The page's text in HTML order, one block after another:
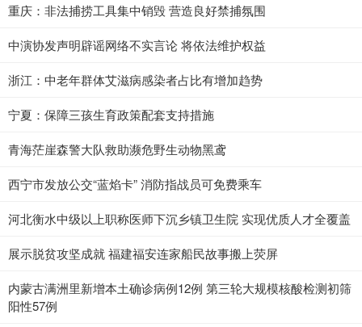
重庆：非法捕捞工具集中销毁 营造良好禁捕氛围
中演协发声明辟谣网络不实言论 将依法维护权益
浙江：中老年群体艾滋病感染者占比有增加趋势
宁夏：保障三孩生育政策配套支持措施
青海茫崖森警大队救助濒危野生动物黑鸢
西宁市发放公交“蓝焰卡” 消防指战员可免费乘车
河北衡水中级以上职称医师下沉乡镇卫生院 实现优质人才全覆盖
展示脱贫攻坚成就 福建福安连家船民故事搬上荧屏
内蒙古满洲里新增本土确诊病例12例 第三轮大规模核酸检测初筛
阳性57例